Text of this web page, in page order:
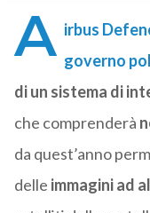
A irbus
governo
di un sistema di
che comprenderà
da quest’anno
delle immagini ad